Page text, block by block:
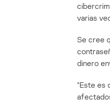
varias
Se cree
dinero
“Este es